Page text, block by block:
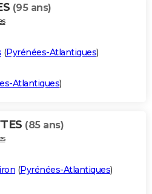
(95 ans)
(Pyrénées-Atlantiques)
Atlantiques)
(85 ans)
(Pyrénées-Atlantiques)